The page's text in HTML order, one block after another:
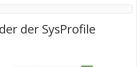
der SysProfile